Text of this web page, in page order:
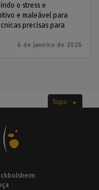
o stress e
e maleável para
precisas para
6 de janeiro de 2026
Topo